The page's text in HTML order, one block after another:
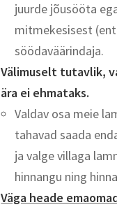
juurde jõusööta
mitmekesisest
söödaväärindaja.
Välimuselt tutavlik,
ära ei ehmataks.
Valdav osa meie
tahavad saada
ja valge villaga
hinnangu ning
Väga heade